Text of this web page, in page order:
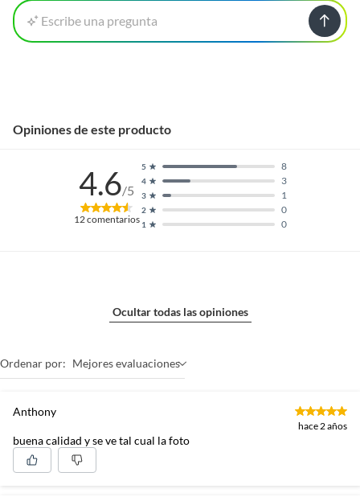
Escribe una pregunta
Opiniones de este producto
4.6/5
12comentarios 1 0
2 0
3 1
4 3
5 8
Ocultar todas las opiniones
Ordenar por: Mejores evaluaciones
Anthony
hace 2 años
buena calidad y se ve tal cual la foto